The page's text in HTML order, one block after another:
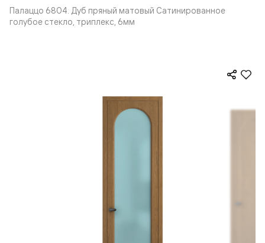
Палаццо 6804. Дуб пряный матовый Сатинированное
голубое стекло, триплекс, 6мм